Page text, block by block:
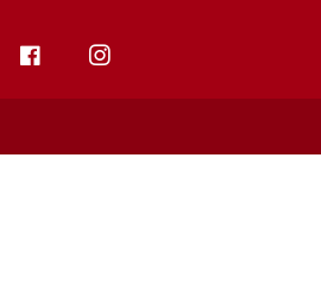
INSTAGRAM